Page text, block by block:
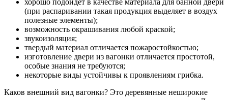
(при распаривании такая продукция выделяет в воздух
полезные элементы);
возможность окрашивания любой краской;
звукоизоляция;
твердый материал отличается пожаростойкостью;
изготовление двери из вагонки отличается простотой,
особые знания не требуются;
некоторые виды устойчивы к проявлениям грибка.
Каков внешний вид вагонки? Это деревянные неширокие